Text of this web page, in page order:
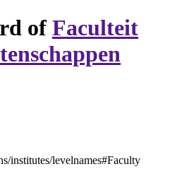
of Faculteit
institutes/levelnames#Faculty